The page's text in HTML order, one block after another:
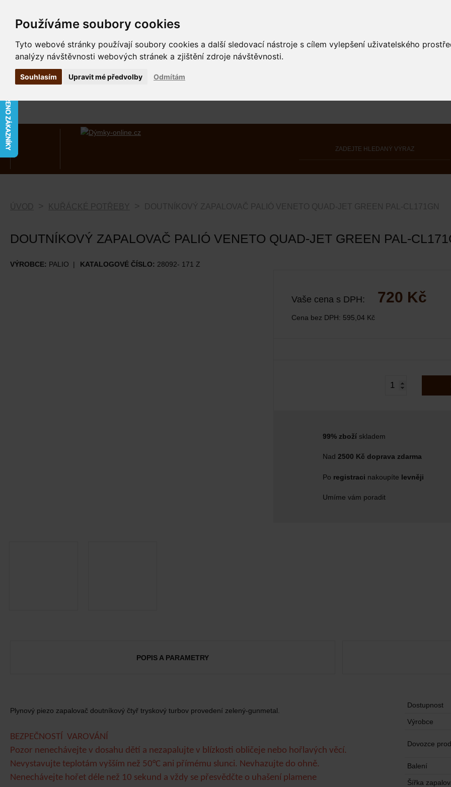
Používáme soubory cookies
Tyto webové stránky používají soubory cookies a další sledovací nástroje s cílem vylepšení uživatelského
analýzy návštěvnosti webových stránek a zjištění zdroje návštěvnosti.
Souhlasím Odmítám
Upravit mé předvolby
ÚVOD KUŘÁCKÉ POTŘEBY DOUTNÍKOVÝ ZAPALOVAČ PALIÓ VENETO QUAD-JET GREEN PAL-CL171GN
DOUTNÍKOVÝ ZAPALOVAČ PALIÓ VENETO QUAD-JET GREEN PAL-
VÝROBCE: PALIO KATALOGOVÉ ČÍSLO: 28092- 171 Z
Vaše cena s DPH: 720 Kč
Cena bez DPH: 595,04 Kč
99% zbožískladem
Nad 2500 Kč doprava zdarma
Po registraci nakoupíte levněji
Umíme vám poradit
POPIS A PARAMETRY
Plynový piezo zapalovač doutníkový čtyř tryskový turbov provedení zelený-gunmetal.
BEZPEČNOSTÍ VAROVÁNÍ
Pozor nenechávejte v dosahu dětí a nezapalujte v blízkosti obličeje nebo hořlavých věcí.
Nevystavujte teplotám vyšším než 50°C ani přímému slunci. Nevhazujte do ohně.
Nenechávejte hořet déle než 10 sekund a vždy se přesvědčte o uhašení plamene
Dostupnost
Výrobce
Dovozce
Balení
Šířka